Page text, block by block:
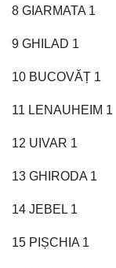
8 GIARMATA 1
9 GHILAD 1
10 BUCOVĂȚ 1
11 LENAUHEIM 1
12 UIVAR 1
13 GHIRODA 1
14 JEBEL 1
15 PIȘCHIA 1